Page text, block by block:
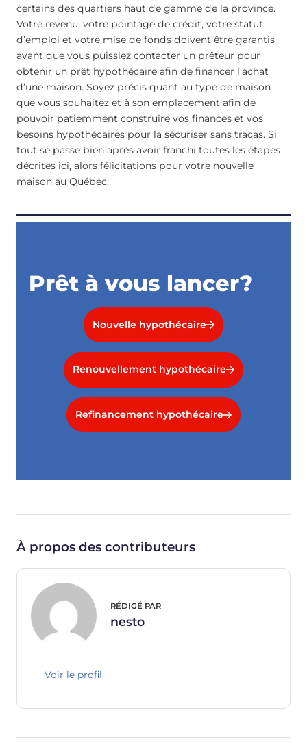
certains des quartiers haut de gamme de la province.
Votre revenu, votre pointage de crédit, votre statut
d’emploi et votre mise de fonds doivent être garantis
avant que vous puissiez contacter un prêteur pour
obtenir un prêt hypothécaire afin de financer l’achat
d’une maison. Soyez précis quant au type de maison
que vous souhaitez et à son emplacement afin de
pouvoir patiemment construire vos finances et vos
besoins hypothécaires pour la sécuriser sans tracas. Si
tout se passe bien après avoir franchi toutes les étapes
décrites ici, alors félicitations pour votre nouvelle
maison au Québec.
Prêt à vous lancer?
Nouvelle hypothécaire
Renouvellement hypothécaire
Refinancement hypothécaire
À propos des contributeurs
RÉDIGÉ PAR
nesto
Voir le profil